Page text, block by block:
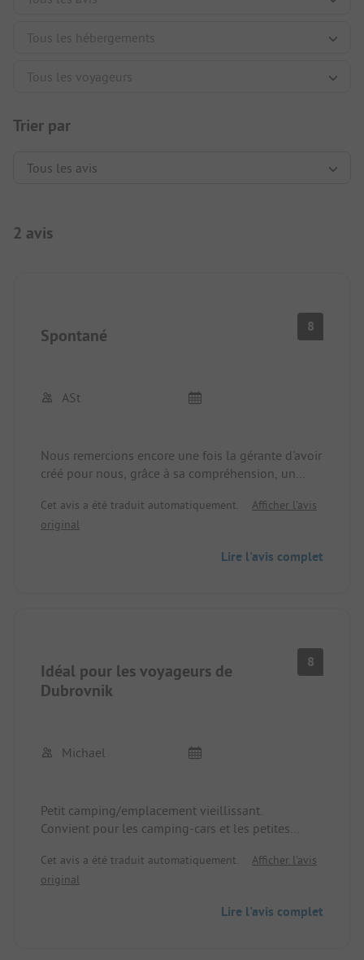
Trier par
2 avis
Spontané 8
ASt
Nous remercions encore une fois la gérante d'avoir
créé pour nous, grâce à sa compréhension, un
une nuit avec notre camping-car après un voyage
fatigant de 8h de l'Albanie à la Croatie via le
aux campeurs et aux fourgons/petits camping-
Cet avis a été traduit automatiquement.
Afficher l'avis
original
Lire l'avis complet
Idéal pour les voyageurs de
Dubrovnik
8
Michael
Petit camping/emplacement vieillissant.
Convient pour les camping-cars et les petites
disponibles.
Les toilettes et les douches ne sont pas luxueuses
La gérante est très gentille et serviable et même
Cet avis a été traduit automatiquement.
Afficher l'avis
original
Lire l'avis complet